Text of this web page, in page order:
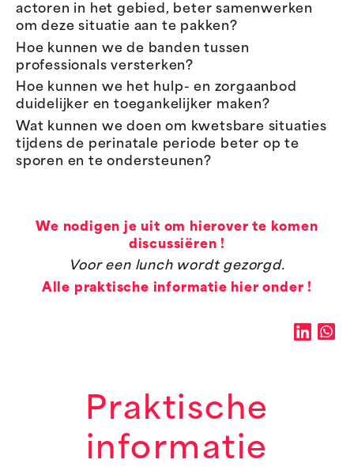
actoren in het gebied, beter samenwerken
om deze situatie aan te pakken?
Hoe kunnen we de banden tussen
professionals versterken?
Hoe kunnen we het hulp- en zorgaanbod
duidelijker en toegankelijker maken?
Wat kunnen we doen om kwetsbare situaties
tijdens de perinatale periode beter op te
sporen en te ondersteunen?
We nodigen je uit om hierover te komen
discussiëren !
Voor een lunch wordt gezorgd.
Alle praktische informatie hier onder !
Praktische
informatie